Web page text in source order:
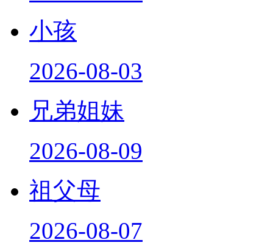
小孩
2026-08-03
兄弟姐妹
2026-08-09
祖父母
2026-08-07